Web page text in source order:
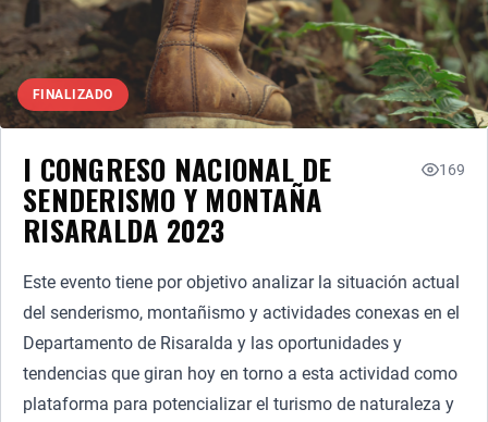
FINALIZADO
I CONGRESO NACIONAL DE
SENDERISMO Y MONTAÑA
RISARALDA 2023
169
Este evento tiene por objetivo analizar la situación actual
del senderismo, montañismo y actividades conexas en el
Departamento de Risaralda y las oportunidades y
tendencias que giran hoy en torno a esta actividad como
plataforma para potencializar el turismo de naturaleza y